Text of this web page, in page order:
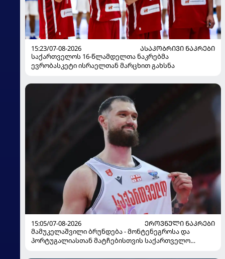
15:23/07-08-2026
ᲐᲡᲐᲙᲝᲑᲠᲘᲕᲘ ᲜᲐᲙᲠᲔᲑᲘ
საქართველოს 16-წლამდელთა ნაკრებმა
ევრობასკეტი ისრაელთან მარცხით გახსნა
15:05/07-08-2026
ᲔᲠᲝᲕᲜᲣᲚᲘ ᲜᲐᲙᲠᲔᲑᲘ
მამუკელაშვილი ბრუნდება - მონტენეგროსა და
პორტუგალიასთან მატჩებისთვის საქართველო